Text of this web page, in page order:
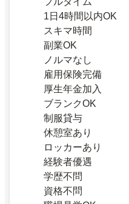
1日4時間以内OK
スキマ時間
副業OK
ノルマなし
雇用保険完備
厚生年金加入
ブランクOK
制服貸与
休憩室あり
ロッカーあり
経験者優遇
学歴不問
資格不問